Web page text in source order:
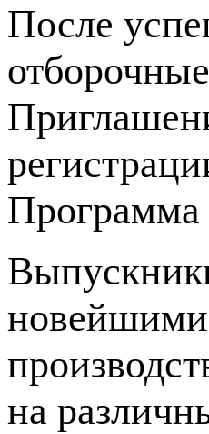
После
Программа
новейшими
на